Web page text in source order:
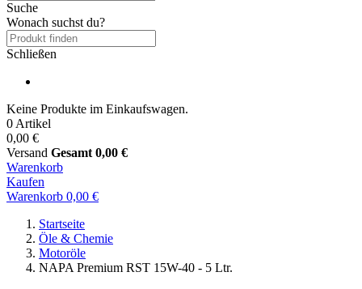
Suche
Wonach suchst du?
Schließen
Keine Produkte im Einkaufswagen.
0 Artikel
0,00 €
Versand Gesamt 0,00 €
Warenkorb
Kaufen
Warenkorb 0,00 €
Startseite
Öle & Chemie
Motoröle
NAPA Premium RST 15W-40 - 5 Ltr.